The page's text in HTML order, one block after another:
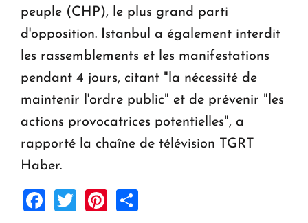
peuple (CHP), le plus grand parti
d'opposition. Istanbul a également interdit
les rassemblements et les manifestations
pendant 4 jours, citant "la nécessité de
maintenir l'ordre public" et de prévenir "les
actions provocatrices potentielles", a
rapporté la chaîne de télévision TGRT
Haber.
Facebook
TwitterPinterest